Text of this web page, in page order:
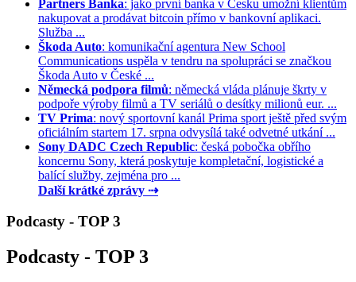
Partners Banka: jako první banka v Česku umožní klientům
nakupovat a prodávat bitcoin přímo v bankovní aplikaci.
Služba ...
Škoda Auto: komunikační agentura New School
Communications uspěla v tendru na spolupráci se značkou
Škoda Auto v České ...
Německá podpora filmů: německá vláda plánuje škrty v
podpoře výroby filmů a TV seriálů o desítky milionů eur. ...
TV Prima: nový sportovní kanál Prima sport ještě před svým
oficiálním startem 17. srpna odvysílá také odvetné utkání ...
Sony DADC Czech Republic: česká pobočka obřího
koncernu Sony, která poskytuje kompletační, logistické a
balící služby, zejména pro ...
Další krátké zprávy ⇢
Podcasty - TOP 3
Podcasty - TOP 3